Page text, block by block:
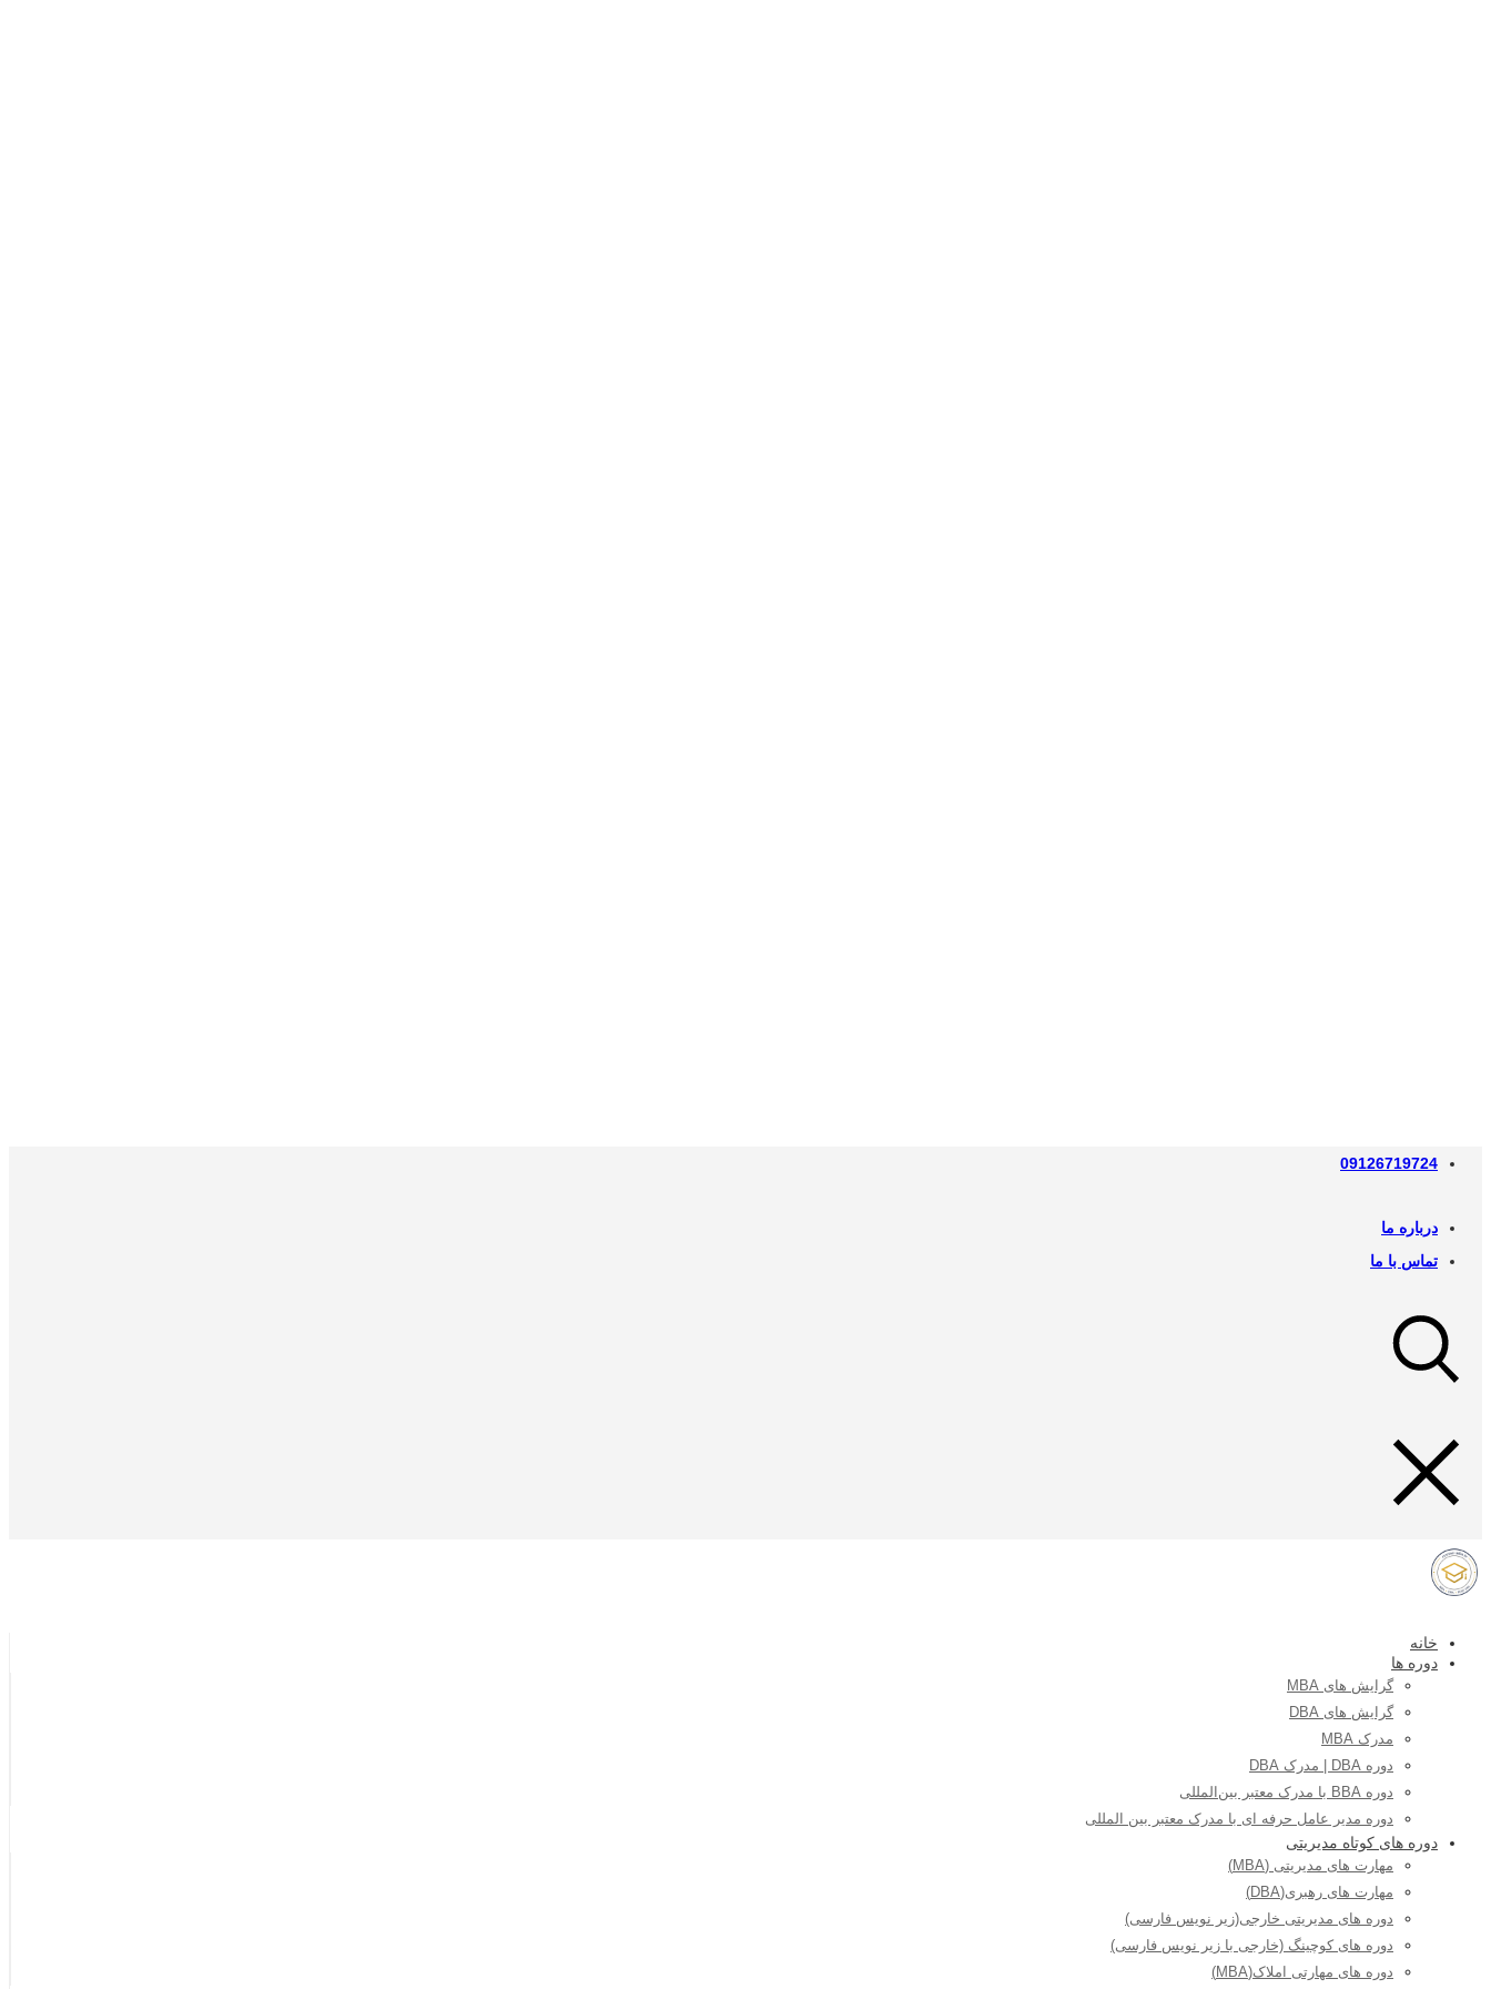
09126719724
درباره ما
تماس با ما
خانه
دوره ها
گرایش های MBA
گرایش های DBA
مدرک MBA
دوره DBA | مدرک DBA
دوره BBA با مدرک معتبر بین‌المللی
دوره مدیر عامل حرفه ای با مدرک معتبر بین المللی
دوره های کوتاه مدیریتی
مهارت های مدیریتی (MBA)
مهارت های رهبری(DBA)
دوره های مدیریتی خارجی(زیر نویس فارسی)
دوره های کوچینگ (خارجی با زیر نویس فارسی)
دوره های مهارتی املاک(MBA)